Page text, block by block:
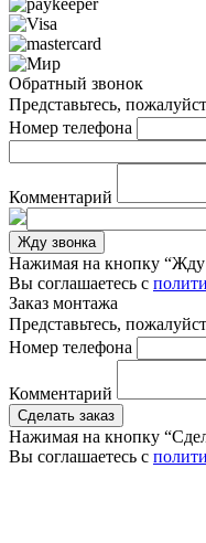
Обратный звонок
Представьтесь,
Номер телефона
Комментарий
Жду звонка
Нажимая на кнопку “Жду
Вы соглашаетесь с
Заказ монтажа
Представьтесь,
Номер телефона
Комментарий
Сделать заказ
Нажимая на кнопку
Вы соглашаетесь с